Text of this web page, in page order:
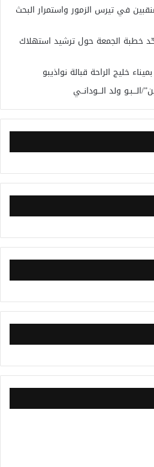
في تيرس الزمور واستمرار البحث
خطبة الجمعة حول ترشيد استهلاك
خليج الراحة قبالة نواذيبو
ولد الـــودانــي